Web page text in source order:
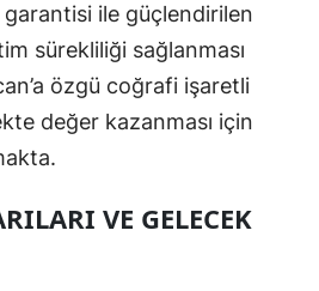
ile güçlendirilen
sürekliliği sağlanması
özgü coğrafi işaretli
değer kazanması için
VE GELECEK